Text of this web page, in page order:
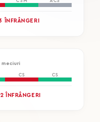
ÎNFRÂNGERI
CS CS
2 ÎNFRÂNGERI